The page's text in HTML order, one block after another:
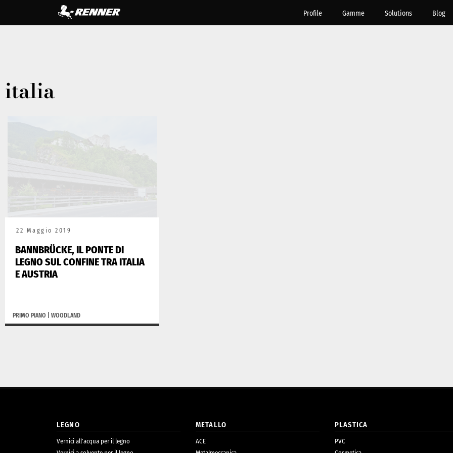
Profile Gamme Solutions Blog
italia
22 Maggio 2019
BANNBRÜCKE, IL PONTE DI
LEGNO SUL CONFINE TRA ITALIA
E AUSTRIA
PRIMO PIANO WOODLAND
LEGNO
Vernici all’acqua per il legno
METALLO
ACE
PLASTICA
PVC